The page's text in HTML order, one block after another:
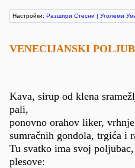
Настройки: Разшири Стесни | Уголеми
VENECIJANSKI
Kava, sirup od klena
pali,
ponovno orahov liker,
sumračnih gondola, trgića i
Tu svatko ima svoj
plesove: